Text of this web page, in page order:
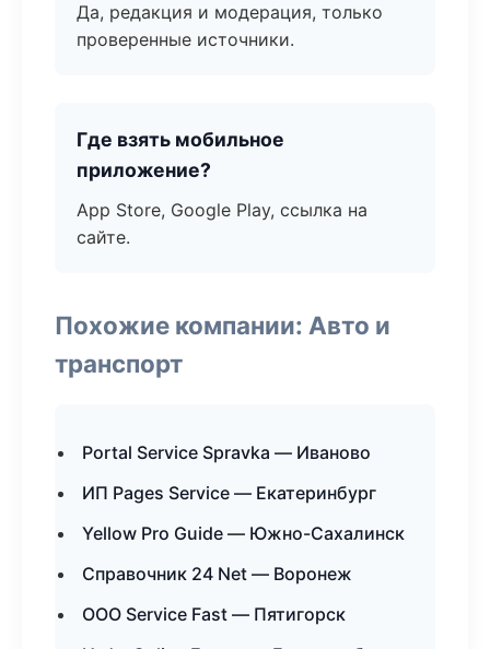
Да, редакция и модерация, только
проверенные источники.
Где взять мобильное
приложение?
App Store, Google Play, ссылка на
сайте.
Похожие компании: Авто и
транспорт
Portal Service Spravka — Иваново
ИП Pages Service — Екатеринбург
Yellow Pro Guide — Южно-Сахалинск
Справочник 24 Net — Воронеж
ООО Service Fast — Пятигорск